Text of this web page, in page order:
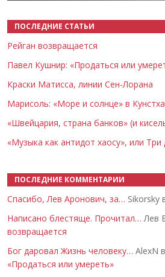
ПОСЛЕДНИЕ СТАТЬИ
Рейган возвращается
Павел Кушнир: «Продаться или
Краски Матисса, линии Сен-Лорана
Марисоль: «Море и солнце» в
«Швейцария, страна банков» (и
«Музыка как антидот хаосу», или
ПОСЛЕДНИЕ КОММЕНТАРИИ
Спасибо, Лев Аронович, за… Sikorsky
Написано блестяще. Прочитал… Лев
возвращается
Бог даровал Жизнь человеку… AlexN в
«Продаться или умереть»